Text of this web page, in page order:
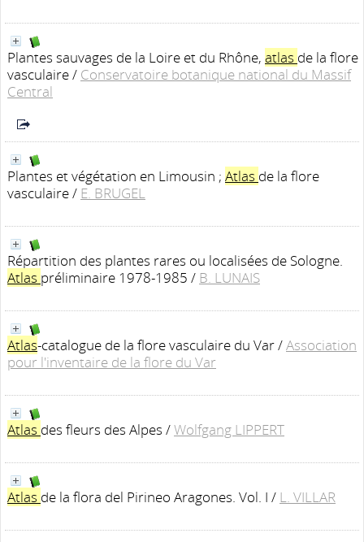
Plantes sauvages de la Loire et du Rhône, atlas de la flore
vasculaire/ Conservatoire botanique national du Massif
Central
Plantes et végétation en Limousin ; Atlas de la flore
vasculaire/ E. BRUGEL
Répartition des plantes rares ou localisées de Sologne.
Atlas préliminaire 1978-1985 / B. LUNAIS
Atlas-catalogue de la flore vasculaire du Var/Association
pour l'inventaire de la flore du Var
Atlas des fleurs des Alpes /Wolfgang LIPPERT
Atlas de la flora del Pirineo Aragones. Vol. I / L. VILLAR